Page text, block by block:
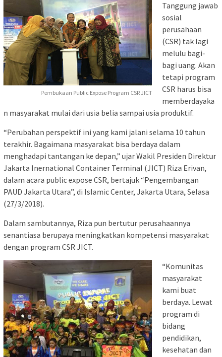
Pembukaan Public Expose Program CSR JICT
Tanggung jawab
sosial
perusahaan
(CSR) tak lagi
melulu bagi-
bagi uang. Akan
tetapi program
CSR harus bisa
memberdayaka
n masyarakat mulai dari usia belia sampai usia produktif.
“Perubahan perspektif ini yang kami jalani selama 10 tahun
terakhir. Bagaimana masyarakat bisa berdaya dalam
menghadapi tantangan ke depan,” ujar Wakil Presiden Direktur
Jakarta Inernational Container Terminal (JICT) Riza Erivan,
dalam acara public expose CSR, bertajuk “Pengembangan
PAUD Jakarta Utara”, di Islamic Center, Jakarta Utara, Selasa
(27/3/2018).
Dalam sambutannya, Riza pun bertutur perusahaannya
senantiasa berupaya meningkatkan kompetensi masyarakat
dengan program CSR JICT.
“Komunitas
masyarakat
kami buat
berdaya. Lewat
program di
bidang
pendidikan,
kesehatan dan